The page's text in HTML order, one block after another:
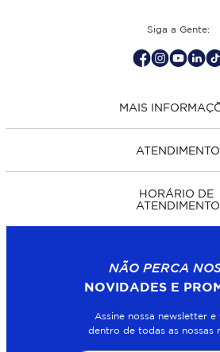
Siga a Gente:
MAIS
ATENDIMENTO
HORÁRIO DE
ATENDIMENTO
NÃO PERCA
NOVIDADES E
Assine nossa newsletter
dentro de todas as nossas